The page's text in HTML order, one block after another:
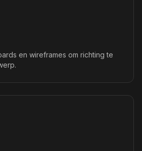
en wireframes om richting te